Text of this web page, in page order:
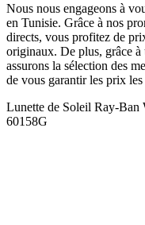
Nous nous engageons à
en Tunisie. Grâce à nos
directs, vous profitez de
originaux. De plus, grâce à
assurons la sélection des
de vous garantir les prix
Lunette de Soleil Ray-
60158G